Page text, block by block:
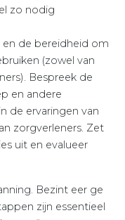
zo nodig
en de bereidheid om
(zowel van
Bespreek de
en andere
de ervaringen van
zorgverleners. Zet
uit en evalueer
Bezint eer ge
zijn essentieel